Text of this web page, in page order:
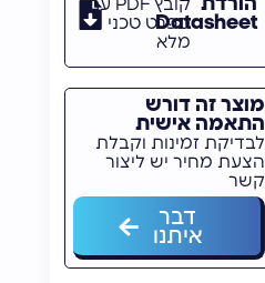
הורדת
Datasheet
קובץ PDF עם
מפרט טכני
מלא
מוצר זה דורש
התאמה אישית
לבדיקת זמינות וקבלת
הצעת מחיר יש ליצור
קשר
דבר
איתנו